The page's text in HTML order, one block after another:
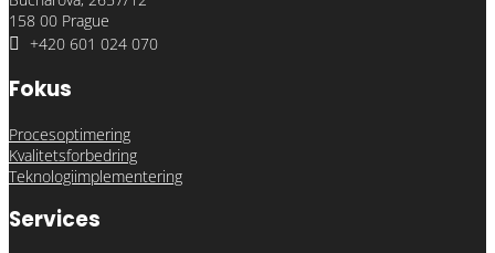
158 00 Prague
 +420 601 024 070
Fokus
Procesoptimering
Kvalitetsforbedring
Teknologiimplementering
Services